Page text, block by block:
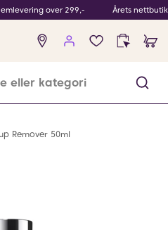
over 299,- Årets
Ingen
produkter
Remover 50ml